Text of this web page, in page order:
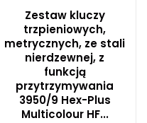
Zestaw kluczy
trzpieniowych,
metrycznych, ze stali
nierdzewnej, z
funkcją
przytrzymywania
3950/9 Hex-Plus
Multicolour HF...